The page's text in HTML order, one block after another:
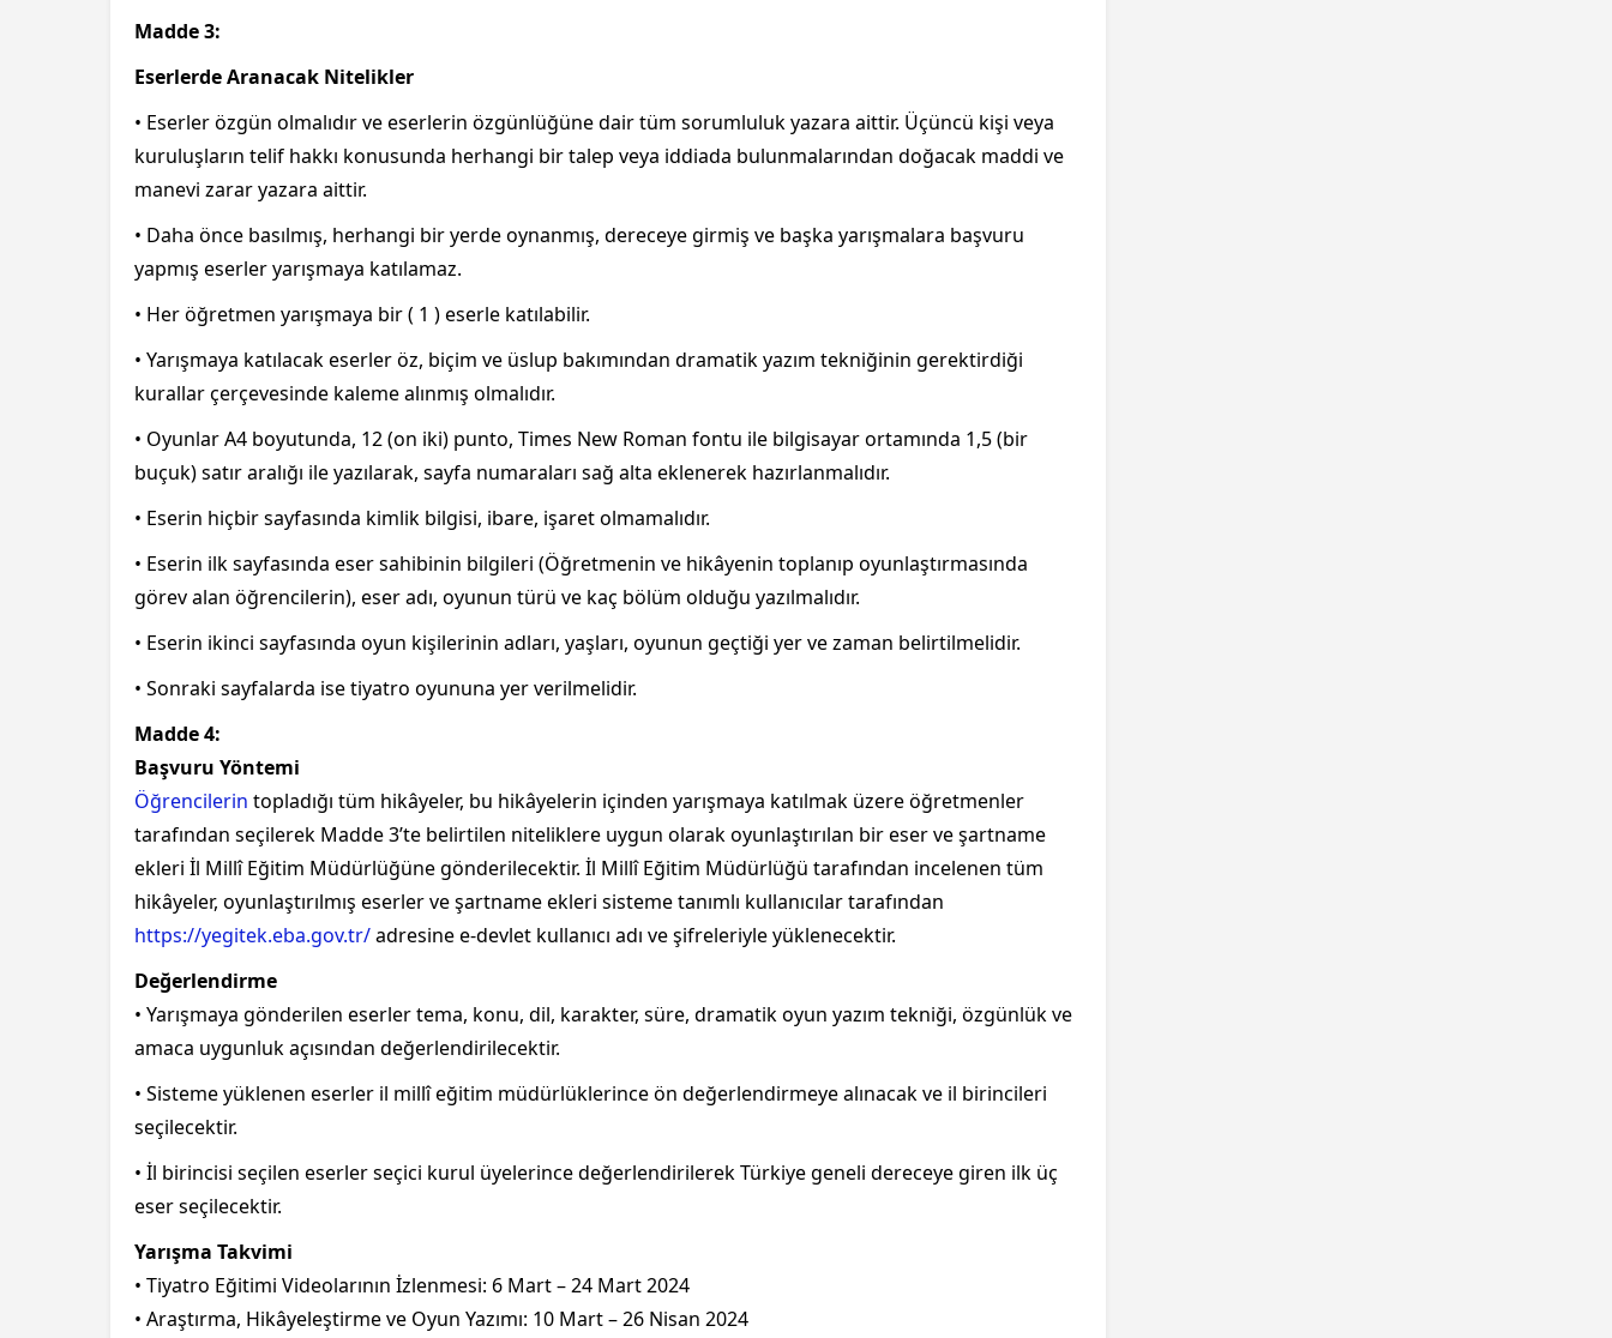
Madde 3:
Eserlerde Aranacak Nitelikler
• Eserler özgün olmalıdır ve eserlerin özgünlüğüne dair tüm sorumluluk yazara aittir. Üçüncü kişi veya
kuruluşların telif hakkı konusunda herhangi bir talep veya iddiada bulunmalarından doğacak maddi ve
manevi zarar yazara aittir.
• Daha önce basılmış, herhangi bir yerde oynanmış, dereceye girmiş ve başka yarışmalara başvuru
yapmış eserler yarışmaya katılamaz.
• Her öğretmen yarışmaya bir ( 1 ) eserle katılabilir.
• Yarışmaya katılacak eserler öz, biçim ve üslup bakımından dramatik yazım tekniğinin gerektirdiği
kurallar çerçevesinde kaleme alınmış olmalıdır.
• Oyunlar A4 boyutunda, 12 (on iki) punto, Times New Roman fontu ile bilgisayar ortamında 1,5 (bir
buçuk) satır aralığı ile yazılarak, sayfa numaraları sağ alta eklenerek hazırlanmalıdır.
• Eserin hiçbir sayfasında kimlik bilgisi, ibare, işaret olmamalıdır.
• Eserin ilk sayfasında eser sahibinin bilgileri (Öğretmenin ve hikâyenin toplanıp oyunlaştırmasında
görev alan öğrencilerin), eser adı, oyunun türü ve kaç bölüm olduğu yazılmalıdır.
• Eserin ikinci sayfasında oyun kişilerinin adları, yaşları, oyunun geçtiği yer ve zaman belirtilmelidir.
• Sonraki sayfalarda ise tiyatro oyununa yer verilmelidir.
Madde 4:
Başvuru Yöntemi
Öğrencilerin topladığı tüm hikâyeler, bu hikâyelerin içinden yarışmaya katılmak üzere öğretmenler
tarafından seçilerek Madde 3’te belirtilen niteliklere uygun olarak oyunlaştırılan bir eser ve şartname
ekleri İl Millî Eğitim Müdürlüğüne gönderilecektir. İl Millî Eğitim Müdürlüğü tarafından incelenen tüm
hikâyeler, oyunlaştırılmış eserler ve şartname ekleri sisteme tanımlı kullanıcılar tarafından
https://yegitek.eba.gov.tr/adresine e-devlet kullanıcı adı ve şifreleriyle yüklenecektir.
Değerlendirme
• Yarışmaya gönderilen eserler tema, konu, dil, karakter, süre, dramatik oyun yazım tekniği, özgünlük ve
amaca uygunluk açısından değerlendirilecektir.
• Sisteme yüklenen eserler il millî eğitim müdürlüklerince ön değerlendirmeye alınacak ve il birincileri
seçilecektir.
• İl birincisi seçilen eserler seçici kurul üyelerince değerlendirilerek Türkiye geneli dereceye giren ilk üç
eser seçilecektir.
Yarışma Takvimi
• Tiyatro Eğitimi Videolarının İzlenmesi: 6 Mart – 24 Mart 2024
• Araştırma, Hikâyeleştirme ve Oyun Yazımı: 10 Mart – 26 Nisan 2024